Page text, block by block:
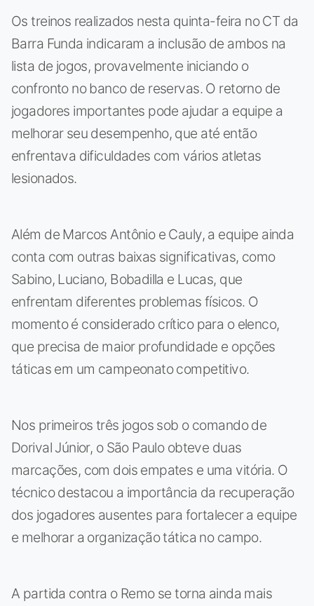
Os treinos realizados nesta quinta-feira no CT da
Barra Funda indicaram a inclusão de ambos na
lista de jogos, provavelmente iniciando o
confronto no banco de reservas. O retorno de
jogadores importantes pode ajudar a equipe a
melhorar seu desempenho, que até então
enfrentava dificuldades com vários atletas
lesionados.
Além de Marcos Antônio e Cauly, a equipe ainda
conta com outras baixas significativas, como
Sabino, Luciano, Bobadilla e Lucas, que
enfrentam diferentes problemas físicos. O
momento é considerado crítico para o elenco,
que precisa de maior profundidade e opções
táticas em um campeonato competitivo.
Nos primeiros três jogos sob o comando de
Dorival Júnior, o São Paulo obteve duas
marcações, com dois empates e uma vitória. O
técnico destacou a importância da recuperação
dos jogadores ausentes para fortalecer a equipe
e melhorar a organização tática no campo.
A partida contra o Remo se torna ainda mais